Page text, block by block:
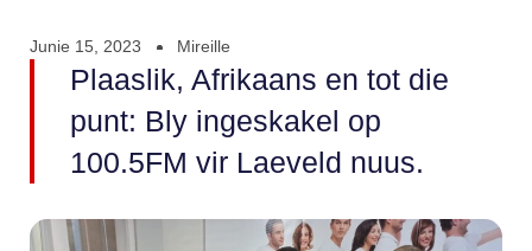
Junie 15, 2023 Mireille
Plaaslik, Afrikaans en tot die
punt: Bly ingeskakel op
100.5FM vir Laeveld nuus.